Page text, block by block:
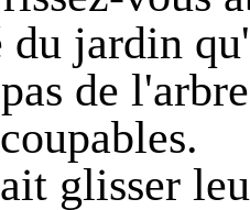
du jardin
de
glisser